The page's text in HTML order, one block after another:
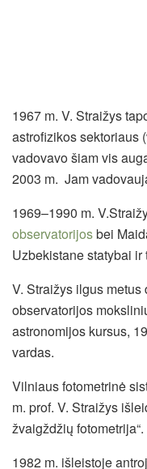
1967 m. V. Straižys
astrofizikos sektoriaus
vadovavo šiam vis
2003 m. Jam
1969–1990 m.
observatorijosbei
Uzbekistane statybai
V. Straižys ilgus
observatorijos
astronomijos kursus,
vardas.
Vilniaus fotometrinė
m. prof. V. Straižys
žvaigždžių fotometrija“.
1982 m. išleistoje